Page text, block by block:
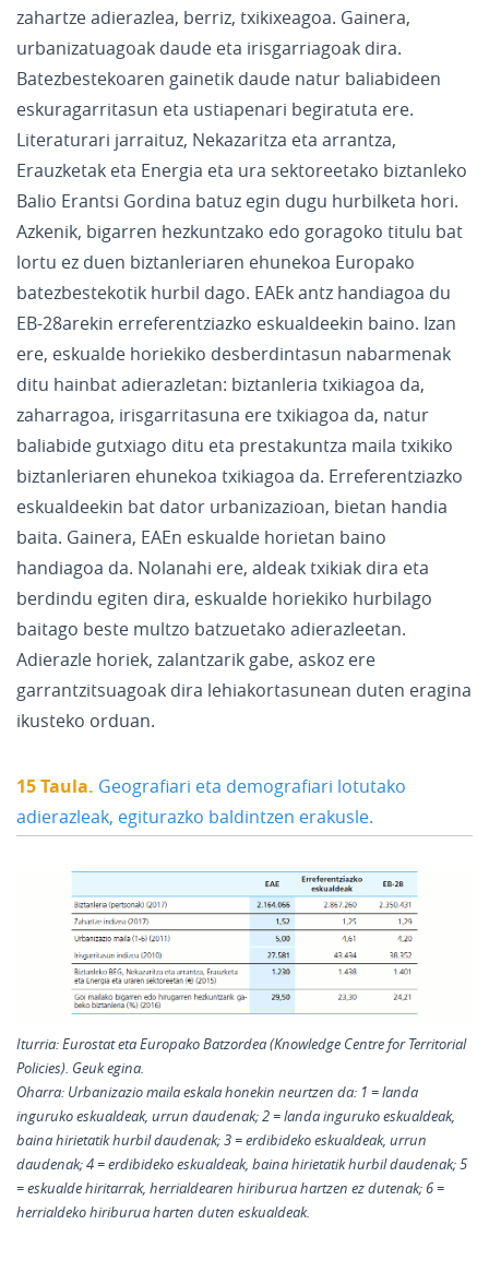
zahartze adierazlea, berriz, txikixeagoa. Gainera,
urbanizatuagoak daude eta irisgarriagoak dira.
Batezbestekoaren gainetik daude natur baliabideen
eskuragarritasun eta ustiapenari begiratuta ere.
Literaturari jarraituz, Nekazaritza eta arrantza,
Erauzketak eta Energia eta ura sektoreetako biztanleko
Balio Erantsi Gordina batuz egin dugu hurbilketa hori.
Azkenik, bigarren hezkuntzako edo goragoko titulu bat
lortu ez duen biztanleriaren ehunekoa Europako
batezbestekotik hurbil dago. EAEk antz handiagoa du
EB-28arekin erreferentziazko eskualdeekin baino. Izan
ere, eskualde horiekiko desberdintasun nabarmenak
ditu hainbat adierazletan: biztanleria txikiagoa da,
zaharragoa, irisgarritasuna ere txikiagoa da, natur
baliabide gutxiago ditu eta prestakuntza maila txikiko
biztanleriaren ehunekoa txikiagoa da. Erreferentziazko
eskualdeekin bat dator urbanizazioan, bietan handia
baita. Gainera, EAEn eskualde horietan baino
handiagoa da. Nolanahi ere, aldeak txikiak dira eta
berdindu egiten dira, eskualde horiekiko hurbilago
baitago beste multzo batzuetako adierazleetan.
Adierazle horiek, zalantzarik gabe, askoz ere
garrantzitsuagoak dira lehiakortasunean duten eragina
ikusteko orduan.
15 Taula. Geografiari eta demografiari lotutako
adierazleak, egiturazko baldintzen erakusle.
Iturria:Eurostat eta Europako Batzordea (Knowledge Centre for Territorial
Policies). Geuk egina.
Oharra: Urbanizazio maila eskala honekin neurtzen da: 1 = landa
inguruko eskualdeak, urrun daudenak; 2 = landa inguruko eskualdeak,
baina hirietatik hurbil daudenak; 3 = erdibideko eskualdeak, urrun
daudenak; 4 = erdibideko eskualdeak, baina hirietatik hurbil daudenak; 5
= eskualde hiritarrak, herrialdearen hiriburua hartzen ez dutenak; 6 =
herrialdeko hiriburua harten duten eskualdeak.